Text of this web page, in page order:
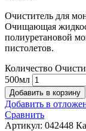
Очиститель для
Очищающая
полиуретановой
пистолетов.
Количество
500мл
Добавить в корзину
Добавить в
Сравнить
Артикул: 042448